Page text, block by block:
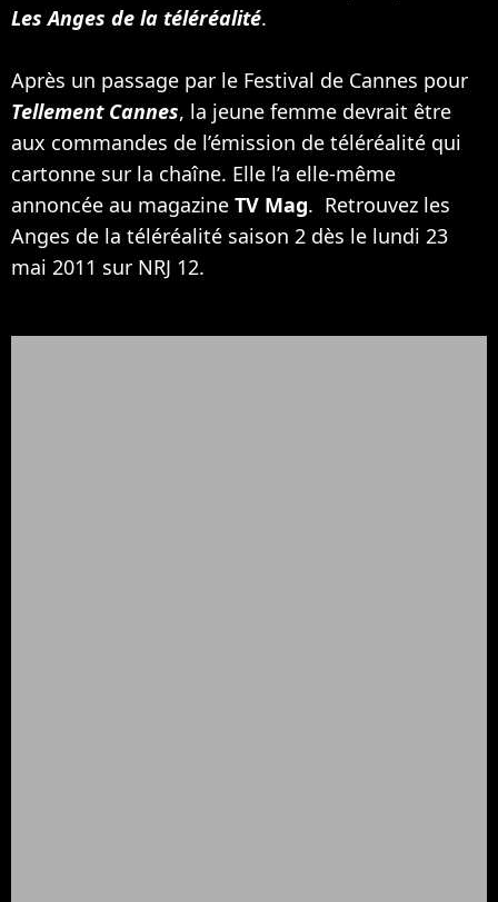
Les Anges de la téléréalité.
Après un passage par le Festival de Cannes pour
Tellement Cannes, la jeune femme devrait être
aux commandes de l’émission de téléréalité qui
cartonne sur la chaîne. Elle l’a elle-même
annoncée au magazine TV Mag. Retrouvez les
Anges de la téléréalité saison 2 dès le lundi 23
mai 2011 sur NRJ 12.